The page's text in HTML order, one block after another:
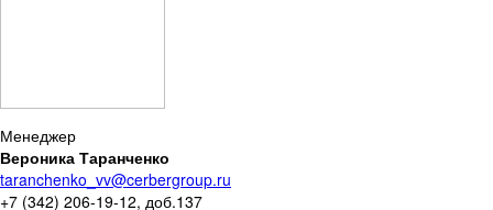
Менеджер
Вероника Таранченко
taranchenko_vv@cerbergroup.ru
+7 (342) 206-19-12, доб.137